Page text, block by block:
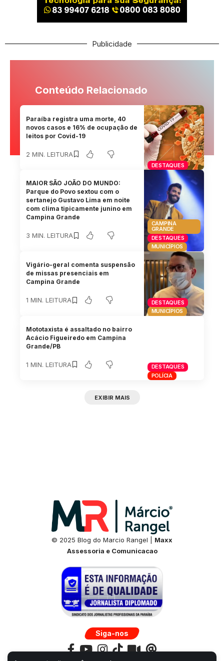
Publicidade
Conteúdo Relacionado
DESTAQUES
Paraíba registra uma morte, 40
novos casos e 16% de ocupação de
leitos por Covid-19
2 MIN. LEITURA
CAMPINA
GRANDE
DESTAQUES
MUNICÍPIOS
MAIOR SÃO JOÃO DO MUNDO:
Parque do Povo sextou com o
sertanejo Gustavo Lima em noite
com clima tipicamente junino em
Campina Grande
3 MIN. LEITURA
DESTAQUES
MUNICÍPIOS
Vigário-geral comenta suspensão
de missas presenciais em
Campina Grande
1 MIN. LEITURA
DESTAQUES
POLÍCIA
Mototaxista é assaltado no bairro
Acácio Figueiredo em Campina
Grande/PB
1 MIN. LEITURA
EXIBIR MAIS
© 2025 Blog do Marcio Rangel | Maxx
Assessoria e Comunicacao
Siga-nos